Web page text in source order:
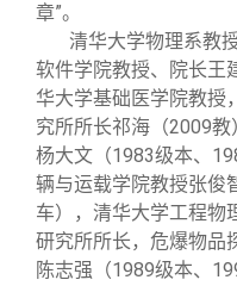
西南
义工
新媒
青春
校友文
校友讲
校友
信息
三创大
实用信
总会
会长致
总会章
理事
关闭
章”。
清华大学物理系教
软件学院教授、院长王
华大学基础医学院教授
究所所长祁海（2009
杨大文（1983级本、
辆与运载学院教授张俊
车），清华大学工程物
研究所所长，危爆物品
陈志强（1989级本、